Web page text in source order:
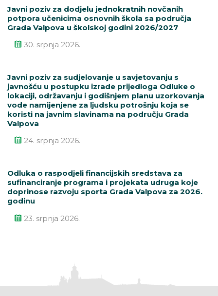
Javni poziv za dodjelu jednokratnih novčanih
potpora učenicima osnovnih škola sa područja
Grada Valpova u školskoj godini 2026/2027
30. srpnja 2026.
Javni poziv za sudjelovanje u savjetovanju s
javnošću u postupku izrade prijedloga Odluke o
lokaciji, održavanju i godišnjem planu uzorkovanja
vode namijenjene za ljudsku potrošnju koja se
koristi na javnim slavinama na području Grada
Valpova
24. srpnja 2026.
Odluka o raspodjeli financijskih sredstava za
sufinanciranje programa i projekata udruga koje
doprinose razvoju sporta Grada Valpova za 2026.
godinu
23. srpnja 2026.